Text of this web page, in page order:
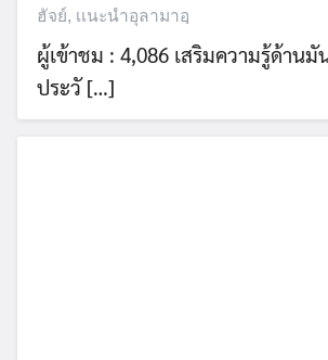
ฮัจย์, เเนะนำอุลามาอฺ
ผู้เข้าชม : 4,086 เสริมความรู้ด้าน
ประวั […]